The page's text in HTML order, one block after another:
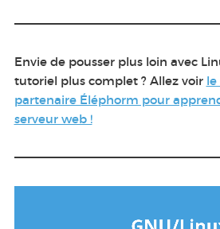
Envie de pousser plus loin avec
tutoriel plus complet ? Allez voir le
partenaire Éléphorm pour
serveur web !